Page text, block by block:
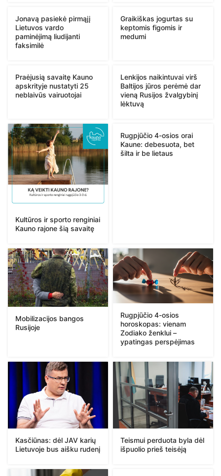
Jonavą pasiekė pirmąjį
Lietuvos vardo
paminėjimą liudijanti
faksimilė
Graikiškas jogurtas su
keptomis figomis ir
medumi
Praėjusią savaitę Kauno
apskrityje nustatyti 25
neblaivūs vairuotojai
Lenkijos naikintuvai virš
Baltijos jūros perėmė dar
vieną Rusijos žvalgybinį
lėktuvą
Kultūros ir sporto renginiai
Kauno rajone šią savaitę
Rugpjūčio 4-osios orai
Kaune: debesuota, bet
šilta ir be lietaus
Mobilizacijos bangos
Rusijoje
Rugpjūčio 4-osios
horoskopas: vienam
Zodiako ženklui –
ypatingas perspėjimas
Kasčiūnas: dėl JAV karių
Lietuvoje bus aišku rudenį
Teismui perduota byla dėl
išpuolio prieš teisėją